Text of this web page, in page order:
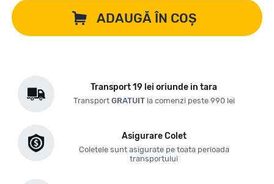
ADAUGĂ ÎN COȘ
Transport 19 lei oriunde in tara
Transport GRATUITla comenzi peste 990 lei
Asigurare Colet
Coletele sunt asigurate pe toata perioada
transportului